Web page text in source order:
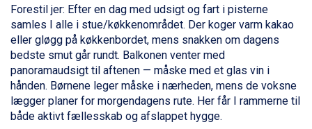
Arabba fra DKK 7.045
Sauze dOulx fra DKK 4.045
La Thuile fra DKK 4.595
Val Thorens fra DKK 5.395
Cervinia fra DKK 5.295
Saalbach fra DKK 5.945
Sölden fra DKK 8.445
Bad Hofgastein fra DKK 5.495
Forestil jer: Efter en dag med udsigt og fart i pisterne
samles I alle i stue/køkkenområdet. Der koger varm kakao
eller gløgg på køkken­bordet, mens snakken om dagens
bedste smut går rundt. Balkonen venter med
panoramaudsigt til aftenen — måske med et glas vin i
hånden. Børnene leger måske i nærheden, mens de voksne
lægger planer for morgendagens rute. Her får I rammerne til
både aktivt fællesskab og afslappet hygge.